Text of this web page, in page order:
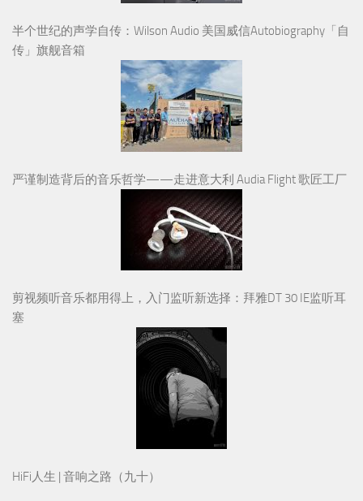
半个世纪的声学自传：Wilson Audio 美国威信Autobiography「自
传」旗舰音箱
严谨制造背后的音乐哲学——走进意大利 Audia Flight 歌匠工厂
剪视频听音乐都用得上，入门监听新选择：拜雅DT 30 IE监听耳
塞
HiFi人生 | 音响之路（九十）